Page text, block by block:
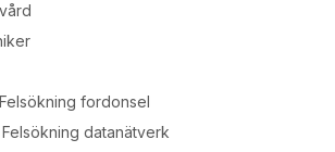
fordonsel
datanätverk